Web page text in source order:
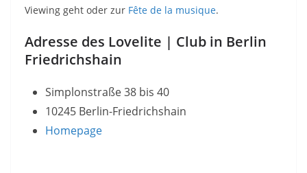
Viewing geht oder zur Fête de la musique.
Adresse des Lovelite | Club in Berlin
Friedrichshain
Simplonstraße 38 bis 40
10245 Berlin-Friedrichshain
Homepage